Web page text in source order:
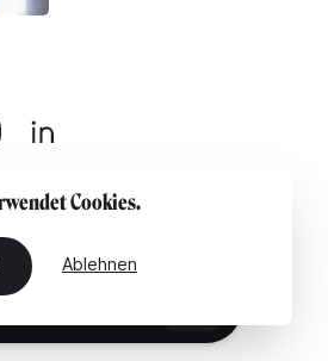
Kontaktiere uns
Cookies.
Ablehnen